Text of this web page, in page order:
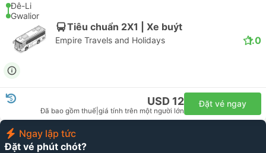
Đê-Li
Gwalior
Tiêu chuẩn 2X1 | Xe buýt
Empire Travels and Holidays 1.0
USD 12
Đã bao gồm thuế giá tính trên một người lớn
Đặt vé ngay
Ngay lập tức
Đặt vé phút chót?